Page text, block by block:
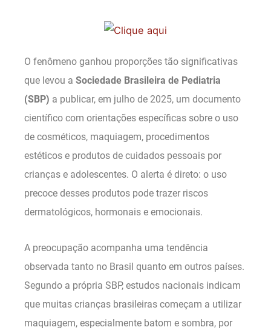
O fenômeno ganhou proporções tão significativas
que levou a Sociedade Brasileira de Pediatria
(SBP) a publicar, em julho de 2025, um documento
científico com orientações específicas sobre o uso
de cosméticos, maquiagem, procedimentos
estéticos e produtos de cuidados pessoais por
crianças e adolescentes. O alerta é direto: o uso
precoce desses produtos pode trazer riscos
dermatológicos, hormonais e emocionais.
A preocupação acompanha uma tendência
observada tanto no Brasil quanto em outros países.
Segundo a própria SBP, estudos nacionais indicam
que muitas crianças brasileiras começam a utilizar
maquiagem, especialmente batom e sombra, por